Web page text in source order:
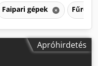
Faipari gépek
Apróhirdetés